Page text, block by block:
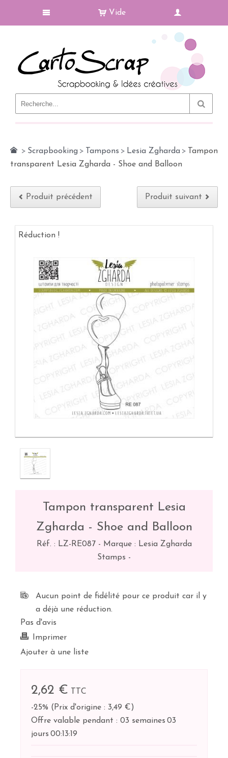
Vide
> Scrapbooking > Tampons > Lesia Zgharda >
Tampon
transparent Lesia Zgharda - Shoe and Balloon
Produit précédent Produit suivant
Réduction !
Tampon transparent Lesia
Zgharda - Shoe and Balloon
Réf. : LZ-RE087- Marque : Lesia Zgharda
Stamps -
Aucun point de fidélité pour ce produit car il y
a déjà une réduction.
Pas d'avis
Imprimer
Ajouter à une liste
2,62 €
TTC
-25% ( Prix d'origine : 3,49 €)
Offre valable pendant : 03 semaines 03
jours 00:13:19